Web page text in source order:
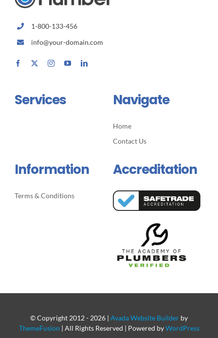
1-800-133-456
info@your-domain.com
Services Navigate
Home
Contact Us
Information
Terms & Conditions
Accreditation
© Copyright 2012 - 2026 | Avada Website Builder by
ThemeFusion | All Rights Reserved | Powered byWordPress